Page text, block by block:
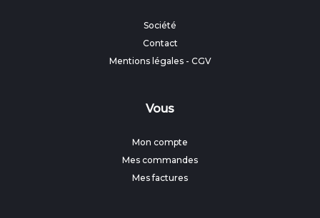
Société
Contact
Mentions légales- CGV
Vous
Mon compte
Mes commandes
Mes factures